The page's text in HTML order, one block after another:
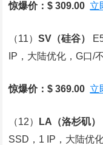
惊爆价：$ 309.00 立
（11）SV （硅谷）
IP，大陆优化，G口/
惊爆价：$ 369.00 立
（12） LA （洛杉矶）
SSD，1 IP，大陆优